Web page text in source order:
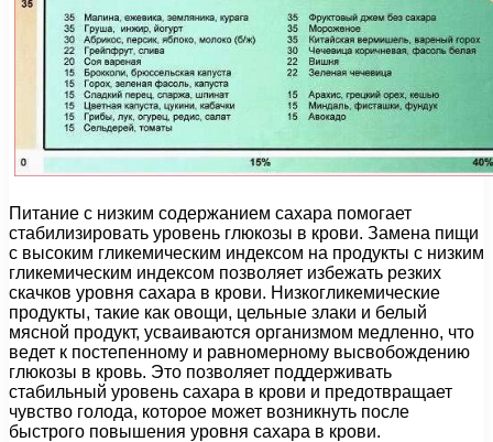
Питание с низким содержанием сахара помогает
стабилизировать уровень глюкозы в крови. Замена пищи
с высоким гликемическим индексом на продукты с низким
гликемическим индексом позволяет избежать резких
скачков уровня сахара в крови. Низкогликемические
продукты, такие как овощи, цельные злаки и белый
мясной продукт, усваиваются организмом медленно, что
ведет к постепенному и равномерному высвобождению
глюкозы в кровь. Это позволяет поддерживать
стабильный уровень сахара в крови и предотвращает
чувство голода, которое может возникнуть после
быстрого повышения уровня сахара в крови.